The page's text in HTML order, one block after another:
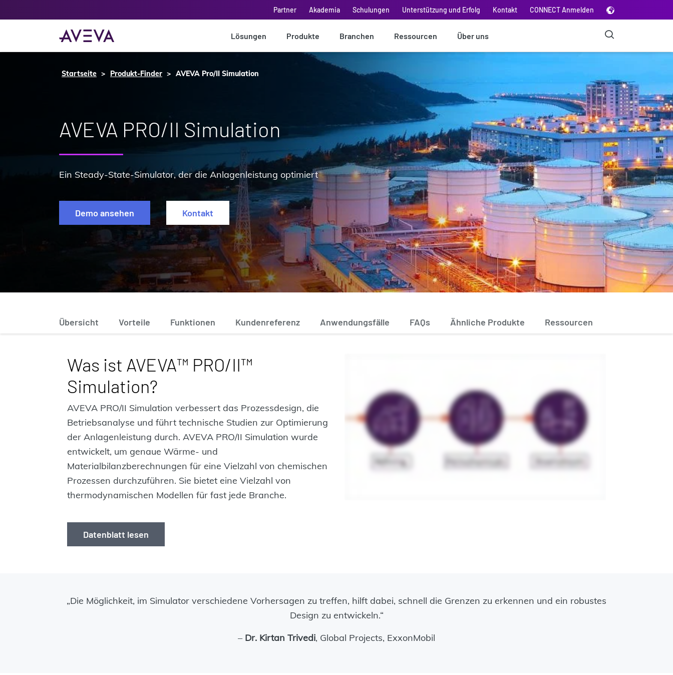
Partner Akademia Schulungen Unterstützung und Erfolg Kontakt CONNECT Anmelden
Lösungen Produkte Branchen Ressourcen Über uns
Startseite Produkt-Finder AVEVA Pro/II Simulation
AVEVA PRO/II Simulation
Ein Steady-State-Simulator, der die Anlagenleistung optimiert
Demo ansehen Kontakt
Übersicht Vorteile Funktionen Kundenreferenz Anwendungsfälle FAQs Ähnliche Produkte Ressourcen
Was ist AVEVA™ PRO/II™
Simulation?
AVEVA PRO/II Simulation verbessert das Prozessdesign, die
Betriebsanalyse und führt technische Studien zur Optimierung
der Anlagenleistung durch. AVEVA PRO/II Simulation wurde
entwickelt, um genaue Wärme- und
Materialbilanzberechnungen für eine Vielzahl von chemischen
Prozessen durchzuführen. Sie bietet eine Vielzahl von
thermodynamischen Modellen für fast jede Branche.
Datenblatt lesen
„Die Möglichkeit, im Simulator verschiedene Vorhersagen zu treffen, hilft dabei, schnell die Grenzen zu erkennen und ein robustes
Design zu entwickeln.“
– Dr. Kirtan Trivedi, Global Projects, ExxonMobil